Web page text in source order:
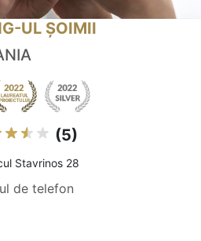
UL ȘOIMII
(5)
Stavrinos 28
de telefon